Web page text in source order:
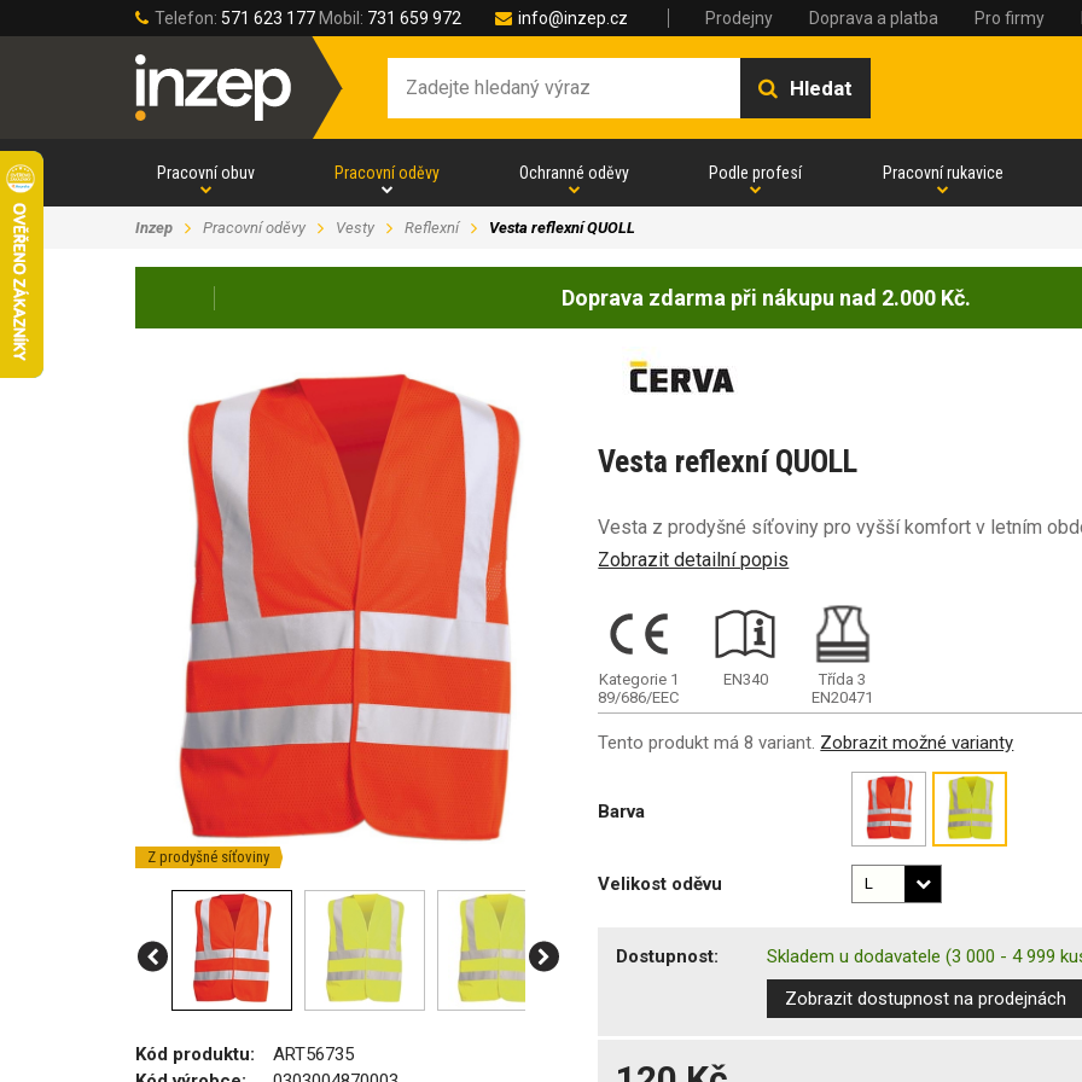
Telefon: 571 623 177 Mobil: 731 659 972 info@inzep.cz Prodejny Doprava a platba Pro firmy
Hledat
Pracovní obuv Pracovní oděvy Ochranné oděvy Podle profesí Pracovní rukavice
Inzep Pracovní oděvy Vesty Reflexní Vesta reflexní QUOLL
Doprava zdarma při nákupu nad 2.000 Kč.
Z prodyšné síťoviny
Kód produktu:
ART56735
Vesta reflexní QUOLL
Vesta z prodyšné síťoviny pro vyšší komfort v letním
Zobrazit detailní popis
Kategorie 1
89/686/EEC
EN340
Třída 3
EN20471
Tento produkt má 8 variant. Zobrazit možné varianty
Barva
Velikost oděvu
Dostupnost: Skladem u dodavatele (3 000 - 4 999
Zobrazit dostupnost na prodejnách